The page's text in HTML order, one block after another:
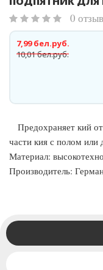
0
10,01 бел.руб.
7,99 бел.руб.
Предохраняет кий
части кия с полом
Материал:
Производитель: